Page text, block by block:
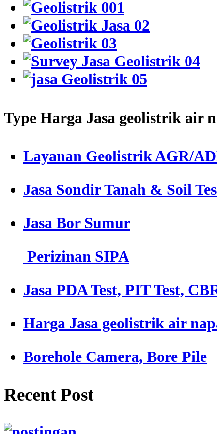
Type Harga Jasa geolistrik air
Layanan Geolistrik AGR/
Jasa Sondir Tanah & Soil
Jasa Bor Sumur
Perizinan SIPA
Jasa PDA Test, PIT Test,
Harga Jasa geolistrik air
Borehole Camera, Bore Pile
Recent Post